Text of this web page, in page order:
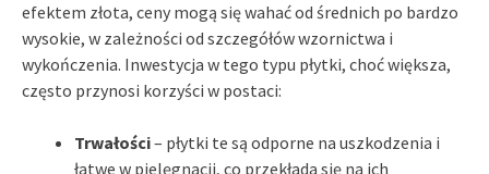
efektem złota, ceny mogą się wahać od średnich po bardzo
wysokie, w zależności od szczegółów wzornictwa i
wykończenia. Inwestycja w tego typu płytki, choć większa,
często przynosi korzyści w postaci:
Trwałości– płytki te są odporne na uszkodzenia i
łatwe w pielęgnacji, co przekłada się na ich